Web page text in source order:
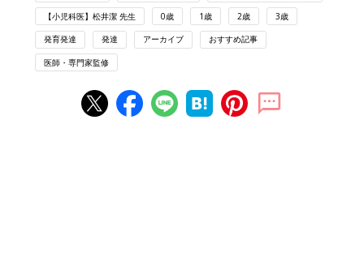
【小児科医】松井潔 先生 0歳 1歳 2歳 3歳
発育発達 発達 アーカイブ おすすめ記事
医師・専門家監修